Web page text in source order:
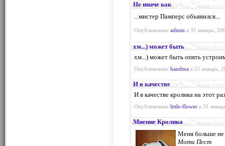
Не иначе как
...мистер Памперс объявился...
Опубликовано admin в 31 январь,
хм...) может быть
хм...) может быть опять
Опубликовано handma в 31 январь,
И в качестве
И в качестве кролика на этот
Опубликовано little-flower в 31
Мнение Кролика
Меня больше
Моти Пест